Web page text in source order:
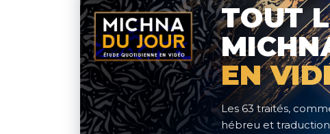
TOUT
EN
Les 63 traités,
hébreu et